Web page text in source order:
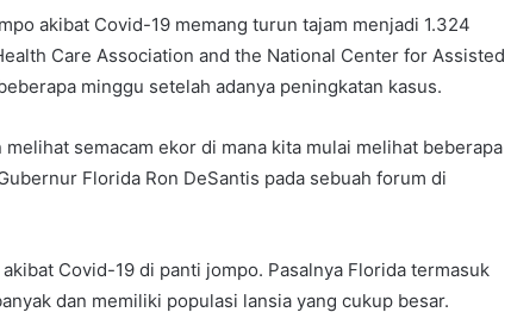
akibat Covid-19 memang turun tajam menjadi 1.324
Care Association and the National Center for Assisted
minggu setelah adanya peningkatan kasus.
semacam ekor di mana kita mulai melihat beberapa
Florida Ron DeSantis pada sebuah forum di
Covid-19 di panti jompo. Pasalnya Florida termasuk
dan memiliki populasi lansia yang cukup besar.